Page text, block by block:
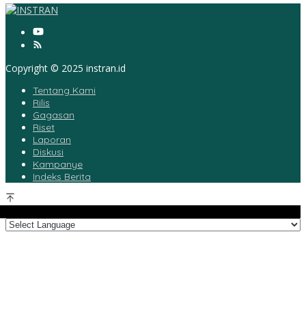
Copyright © 2025 instran.id
Tentang Kami
Rilis
Gagasan
Riset
Laporan
Diskusi
Kampanye
Indeks Berita